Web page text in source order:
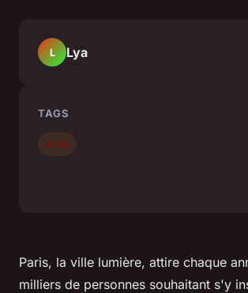
Paris, la ville lumière, attire chaque
milliers de personnes souhaitant s'y
L Lya
TAGS
Actu